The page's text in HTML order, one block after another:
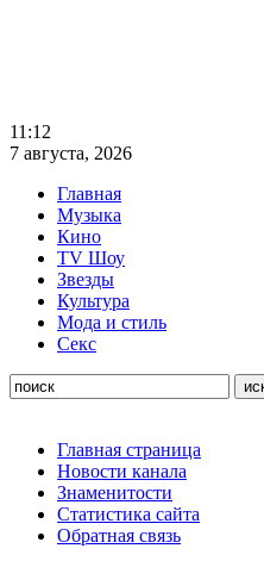
11:12
7 августа, 2026
Главная
Музыка
Кино
TV Шоу
Звезды
Культура
Мода и стиль
Секс
Главная страница
Новости канала
Знаменитости
Статистика сайта
Обратная связь